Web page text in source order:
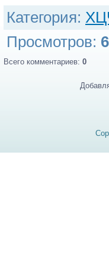
Категория:
Просмотров:
Всего комментариев: 0